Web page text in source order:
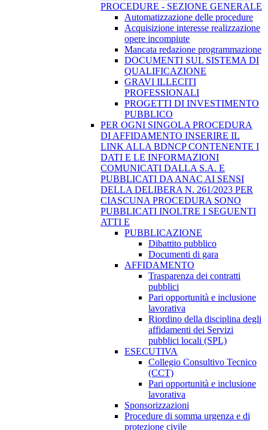
PROCEDURE - SEZIONE GENERALE
Automatizzazione delle procedure
Acquisizione interesse realizzazione
opere incompiute
Mancata redazione programmazione
DOCUMENTI SUL SISTEMA DI
QUALIFICAZIONE
GRAVI ILLECITI
PROFESSIONALI
PROGETTI DI INVESTIMENTO
PUBBLICO
PER OGNI SINGOLA PROCEDURA
DI AFFIDAMENTO INSERIRE IL
LINK ALLA BDNCP CONTENENTE I
DATI E LE INFORMAZIONI
COMUNICATI DALLA S.A. E
PUBBLICATI DA ANAC AI SENSI
DELLA DELIBERA N. 261/2023 PER
CIASCUNA PROCEDURA SONO
PUBBLICATI INOLTRE I SEGUENTI
ATTI E
PUBBLICAZIONE
Dibattito pubblico
Documenti di gara
AFFIDAMENTO
Trasparenza dei contratti
pubblici
Pari opportunità e inclusione
lavorativa
Riordino della disciplina degli
affidamenti dei Servizi
pubblici locali (SPL)
ESECUTIVA
Collegio Consultivo Tecnico
(CCT)
Pari opportunità e inclusione
lavorativa
Sponsorizzazioni
Procedure di somma urgenza e di
protezione civile